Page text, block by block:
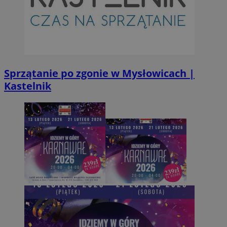
Sprzątanie po zgonie w Mysłowicach |
Kastelnik
Simplifi Holdings
Inc.
.simpli.fi
CookieScriptConsent
CookieScript
m-ce.pl